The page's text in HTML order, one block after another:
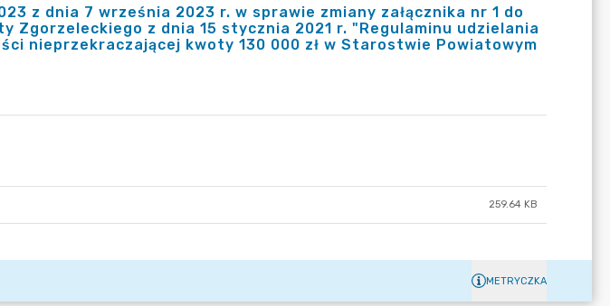
z dnia 7 września 2023 r. w sprawie zmiany załącznika nr 1 do
Zgorzeleckiego z dnia 15 stycznia 2021 r. "Regulaminu udzielania
nieprzekraczającej kwoty 130 000 zł w Starostwie Powiatowym
259.64 KB
METRYCZKA